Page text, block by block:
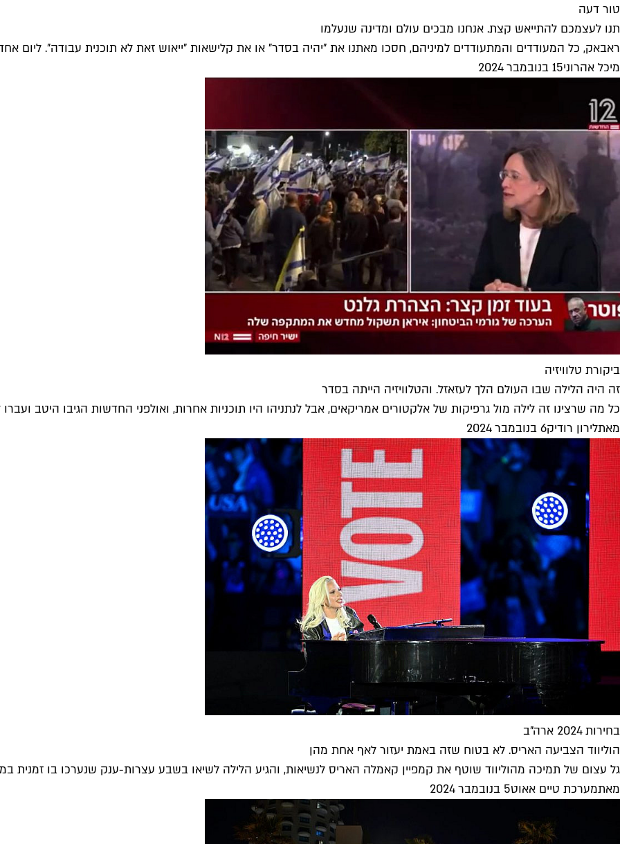
טור דעה
תנו לעצמכם להתייאש קצת. אנחנו מבכים עולם ומדינה שנעלמו
ראבאק, כל המעודדים והמתעודדים למיניהם, חסכו מאתנו את "יהיה בסדר" או את קלישאות "ייאוש זאת לא תוכנית עבודה". ליום
מיכל אהרוני15 בנובמבר 2024
ביקורת טלוויזיה
זה היה הלילה שבו העולם הלך לעזאזל. והטלוויזיה הייתה בסדר
כל מה שרצינו זה לילה מול גרפיקות של אלקטורים אמריקאים, אבל לנתניהו היו תוכניות אחרות, ואולפני החדשות הגיבו היטב
מאתלירון רודיק6 בנובמבר 2024
בחירות 2024 ארה"ב
הוליווד הצביעה האריס. לא בטוח שזה באמת יעזור לאף אחת מהן
גל עצום של תמיכה מהוליווד שוטף את קמפיין קאמלה האריס לנשיאות, והגיע הלילה לשיאו בשבע עצרות-ענק שנערכו בו זמנית
מאתמערכת טיים אאוט5 בנובמבר 2024